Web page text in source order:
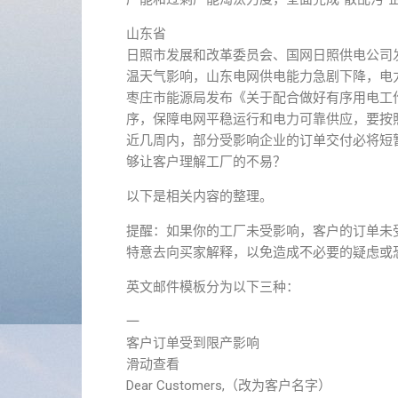
山东省
日照市发展和改革委员会、国网日照供电公
温天气影响，山东电网供电能力急剧下降，
枣庄市能源局发布《关于配合做好有序用电
序，保障电网平稳运行和电力可靠供应，要
近几周内，部分受影响企业的订单交付必将
够让客户理解工厂的不易？
以下是相关内容的整理。
提醒：如果你的工厂未受影响，客户的订单
特意去向买家解释，以免造成不必要的疑虑
英文邮件模板分为以下三种：
一
客户订单受到限产影响
滑动查看
Dear Customers,（改为客户名字）